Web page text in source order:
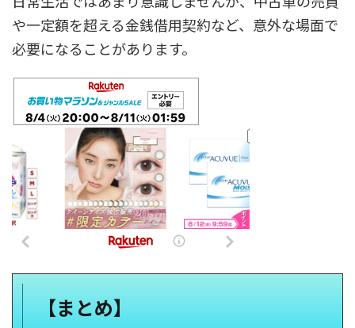
や一定額を超える金銭借用契約など、意外な場面で
必要になることがあります。
【まとめ】